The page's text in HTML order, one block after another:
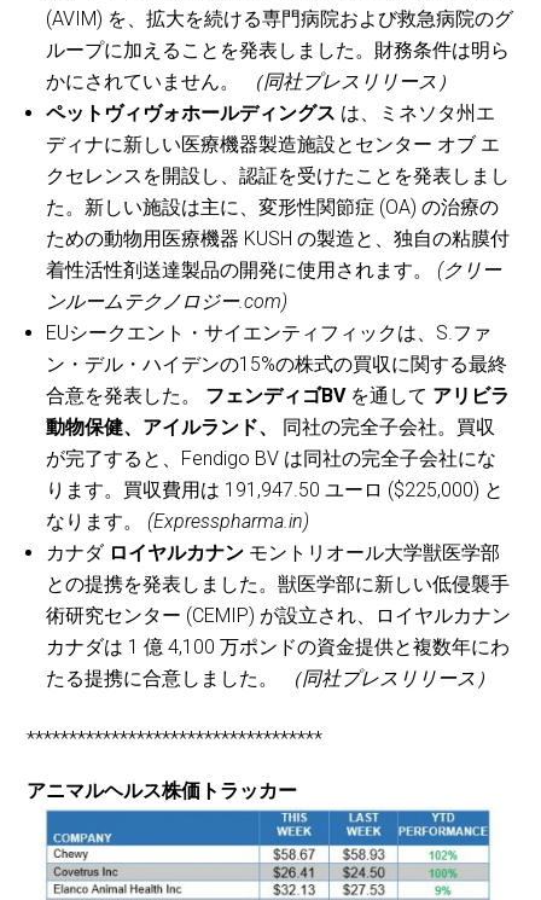
(AVIM) を、拡大を続ける専門病院および救急病院のグ
ループに加えることを発表しました。財務条件は明ら
かにされていません。
（同社プレスリリース）
ペットヴィヴォホールディングス は、ミネソタ州エ
ディナに新しい医療機器製造施設とセンター オブ エ
クセレンスを開設し、認証を受けたことを発表しまし
た。新しい施設は主に、変形性関節症 (OA) の治療の
ための動物用医療機器 KUSH の製造と、独自の粘膜付
着性活性剤送達製品の開発に使用されます。 (クリー
ンルームテクノロジー.com)
EUシークエント・サイエンティフィックは、S.ファ
ン・デル・ハイデンの15%の株式の買収に関する最終
合意を発表した。 フェンディゴBVを通して アリビラ
動物保健、アイルランド、
同社の完全子会社。買収
が完了すると、Fendigo BV は同社の完全子会社にな
ります。買収費用は 191,947.50 ユーロ ($225,000) と
なります。 (Expresspharma.in)
カナダ ロイヤルカナン モントリオール大学獣医学部
との提携を発表しました。獣医学部に新しい低侵襲手
術研究センター (CEMIP) が設立され、ロイヤルカナン
カナダは 1 億 4,100 万ポンドの資金提供と複数年にわ
たる提携に合意しました。
（同社プレスリリース）
***********************************
アニマルヘルス株価トラッカー